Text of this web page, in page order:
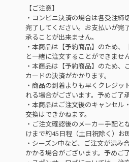
【ご注意】
・コンビニ決済の場合は各受注締
完了してください。お支払いが完
承ることが出来ません。
・本商品は【予約商品】のため、
と一緒に注文することができません
・本商品は【予約商品】のため、
カードの決済がかかります。
・商品の到着よりも早くクレジッ
れる場合がございます。予めご了
・本商品はご注文後のキャンセル
交換はできかねます。
・ご注文確認後のメーカー手配と
けまで約45日程（土日祝除く）お
・シーズン中など、ご注文が混み
かかる場合がございます。予めご